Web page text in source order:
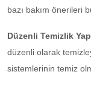
bazı bakım önerileri
Düzenli Temizlik
düzenli olarak
sistemlerinin temiz